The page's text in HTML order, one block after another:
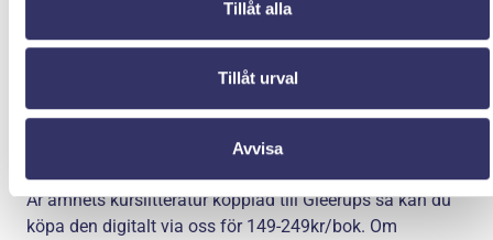
Tillåt alla
Tillåt urval
Avvisa
Förkunskapskrav
Svensk grundskola eller motsvarande kunskaper.
Utbildningen är berättigad för studiemedel från Centrala
Är ämnets kurslitteratur kopplad till Gleerups så kan du
köpa den digitalt via oss för 149-249kr/bok. Om